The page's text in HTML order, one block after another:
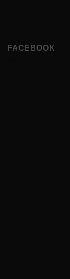
FACEBOOK